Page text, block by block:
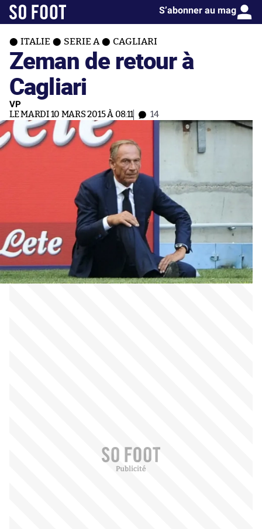
S’abonner au mag
ITALIE SERIE A CAGLIARI
Zeman de retour à
Cagliari
VP
LE MARDI 10 MARS 2015 À 08:11 14